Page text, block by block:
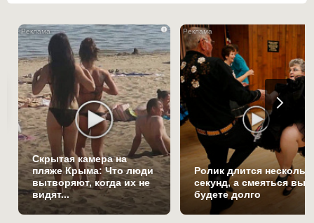
i
Скрытая камера на
пляже Крыма: Что люди
вытворяют, когда их не
видят...
Ролик длится
секунд, а смеяться вы
будете долго